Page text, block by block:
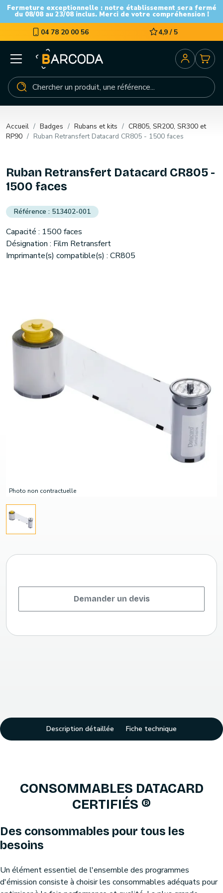
Fermeture exceptionnelle : notre établissement sera fermé
du 08/08 au 23/08 inclus. Merci de votre compréhension !
04 78 20 00 56 4,9 / 5
Accueil Badges Rubans et kits
CR805, SR200, SR300 et
RP90
Ruban Retransfert Datacard CR805 - 1500 faces
Photo non contractuelle
Ruban Retransfert Datacard CR805 -
1500 faces
513402-001
Capacité : 1500 faces
Désignation : Film Retransfert
Imprimante(s) compatible(s) : CR805
Demander un devis
Description détaillée Fiche technique
CONSOMMABLES DATACARD
CERTIFIÉS ®
Des consommables pour tous les
besoins
Un élément essentiel de l'ensemble des programmes
d'émission consiste à choisir les consommables adéquats pour